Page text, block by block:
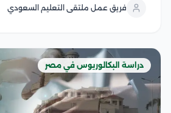
الأكاديمية، والتدريب العملي،
فريق عمل ملتقى التعليم السعودي
دراسة البكالوريوس في مصر